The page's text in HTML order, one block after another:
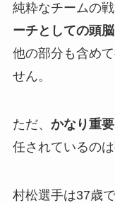
純粋なチームの
ーチとしての頭脳
他の部分も含め
せん。
ただ、 かなり重
任されているのは
村松選手は37歳